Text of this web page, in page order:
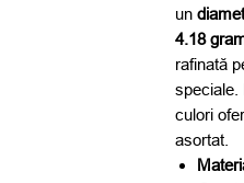
un
4.18
rafinată
speciale.
culori
asortat.